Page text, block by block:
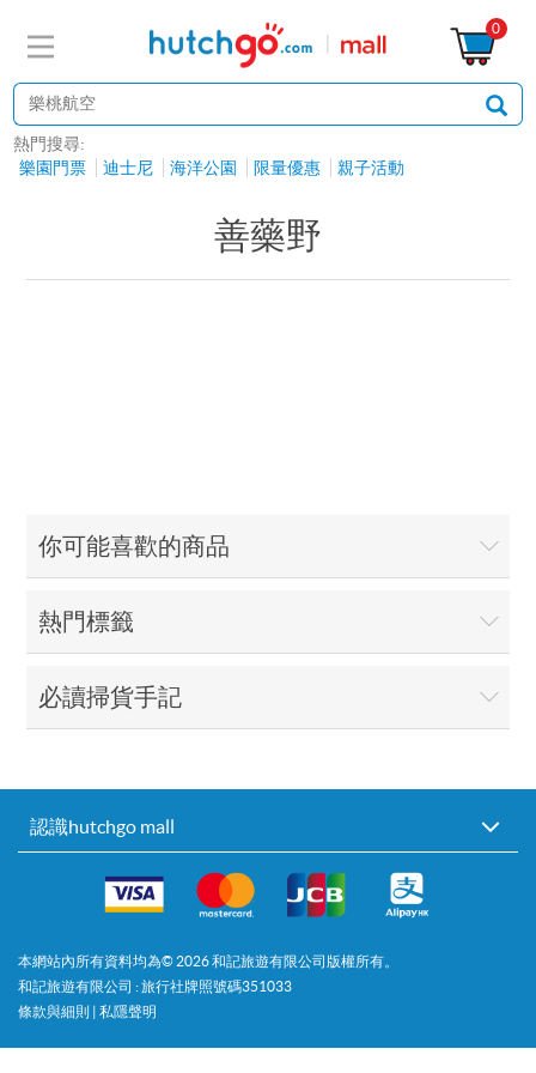
0
熱門搜尋:
樂園門票
迪士尼 海洋公園 限量優惠 親子活動
善藥野
你可能喜歡的商品
熱門標籤
必讀掃貨手記
認識hutchgo mall
本網站內所有資料均為© 2026和記旅遊有限公司版權所有。
和記旅遊有限公司 : 旅行社牌照號碼351033
條款與細則 | 私隱聲明